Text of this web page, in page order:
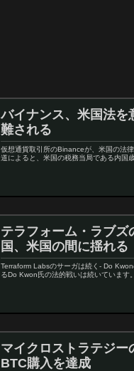
バイナンス、米国法を
難される
仮想通貨取引所のBinanceが、米国の法
道によると、米国の税務当局である内国
テラフォーム・ラブ
国、米国の間に揺れる
Terraform Labsのサーガは続く- Do
るDo Kwon氏の法的戦いは続いていま
マイクロストラテジ
BTC購入を達成